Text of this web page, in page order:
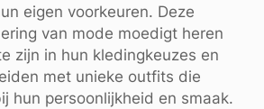
eigen voorkeuren. Deze
van mode moedigt heren
zijn in hun kledingkeuzes en
met unieke outfits die
hun persoonlijkheid en smaak.